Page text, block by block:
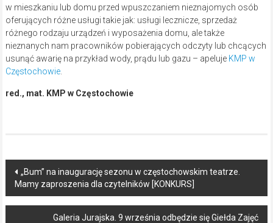
w mieszkaniu lub domu przed wpuszczaniem nieznajomych osób
oferujących różne usługi takie jak: usługi lecznicze, sprzedaż
różnego rodzaju urządzeń i wyposażenia domu, ale także
nieznanych nam pracowników pobierających odczyty lub chcących
usunąć awarię na przykład wody, prądu lub gazu – apeluje KMP w
Częstochowie.
red., mat. KMP w Częstochowie
Post
navigation
„Bum” na inaugurację sezonu w częstochowskim teatrze.
Mamy zaproszenia dla czytelników [KONKURS]
Galeria Jurajska. 9 września odbędzie się Giełda Zajęć